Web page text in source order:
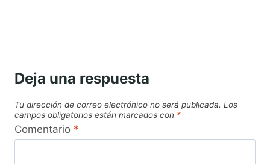
Deja una respuesta
Tu dirección de correo electrónico no será publicada. Los
campos obligatorios están marcados con *
Comentario *